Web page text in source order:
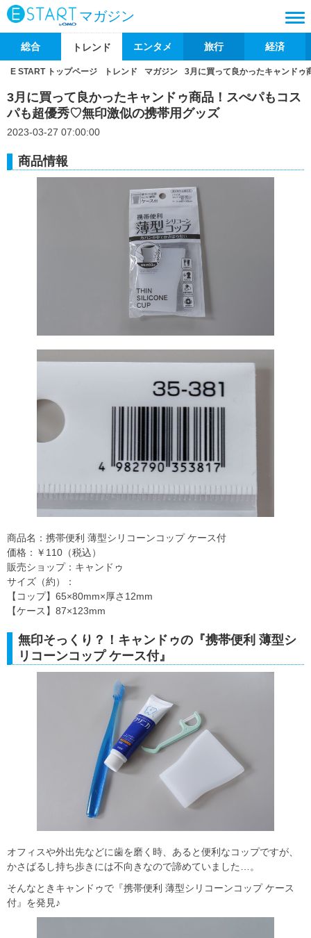
マガジン
総合 トレンド エンタメ 旅行 経済
E START トップページ トレンド マガジン 3月に買って良かったキャンド
3月に買って良かったキャンドゥ商品！スぺパもコス
パも超優秀♡無印激似の携帯用グッズ
2023-03-27 07:00:00
商品情報
商品名：携帯便利 薄型シリコーンコップ ケース付
価格：￥110（税込）
販売ショップ：キャンドゥ
サイズ（約）：
【コップ】65×80mm×厚さ12mm
【ケース】87×123mm
無印そっくり？！キャンドゥの『携帯便利 薄型シ
リコーンコップ ケース付』
オフィスや外出先などに歯を磨く時、あると便利なコップですが、
かさばるし持ち歩きには不向きなので諦めていました…。
そんなときキャンドゥで『携帯便利 薄型シリコーンコップ ケース
付』を発見♪